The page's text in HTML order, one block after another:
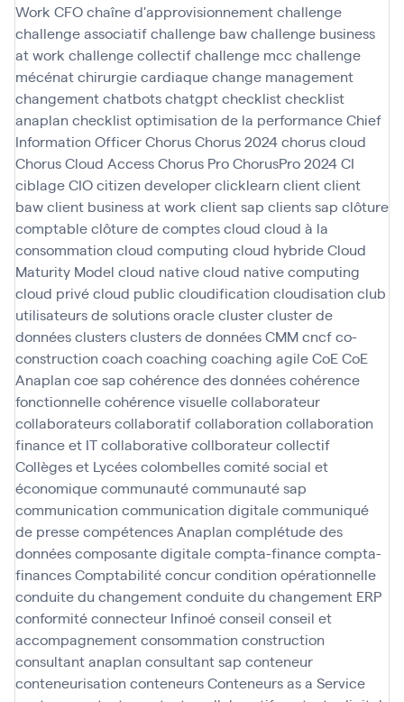
Work CFOchaîne d'approvisionnementchallenge
challenge associatifchallenge bawchallenge business
at work challenge collectifchallenge mcc challenge
mécénat chirurgie cardiaquechange management
changementchatbotschatgptchecklistchecklist
anaplan checklist optimisation de la performanceChief
Information OfficerChorusChorus 2024chorus cloud
Chorus Cloud AccessChorus ProChorusPro 2024CI
ciblageCIOcitizen developerclicklearn clientclient
bawclient business at work client sap clients sap clôture
comptableclôture de comptescloud cloud à la
consommation cloud computing cloud hybrideCloud
Maturity Model cloud nativecloud native computing
cloud privécloud public cloudification cloudisation club
utilisateurs de solutions oracleclustercluster de
donnéesclustersclusters de donnéesCMMcncfco-
construction coachcoaching coaching agileCoECoE
Anaplan coe sap cohérence des donnéescohérence
fonctionnellecohérence visuellecollaborateur
collaborateurscollaboratifcollaboration collaboration
finance et ITcollaborativecollborateurcollectif
Collèges et Lycéescolombellescomité social et
économiquecommunautécommunauté sap
communication communication digitalecommuniqué
de pressecompétences Anaplan complétude des
donnéescomposante digitalecompta-financecompta-
financesComptabilitéconcurcondition opérationnelle
conduite du changementconduite du changement ERP
conformitéconnecteur Infinoéconseil conseil et
accompagnementconsommation construction
consultant anaplan consultant sap conteneur
conteneurisation conteneursConteneurs as a Service